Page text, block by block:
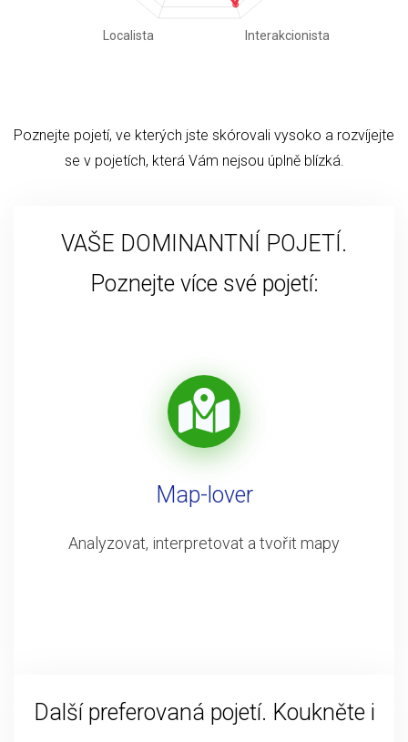
Poznejte pojetí, ve kterých jste skórovali vysoko a rozvíjejte
se v pojetích, která Vám nejsou úplně blízká.
VAŠE DOMINANTNÍ POJETÍ.
Poznejte více své pojetí:
Map-lover
Analyzovat, interpretovat a tvořit mapy
Další preferovaná pojetí. Koukněte i